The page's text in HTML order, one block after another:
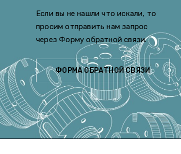
Если вы не нашли что искали, то
просим отправить нам запрос
через Форму обратной связи.
ФОРМА ОБРАТНОЙ СВЯЗИ